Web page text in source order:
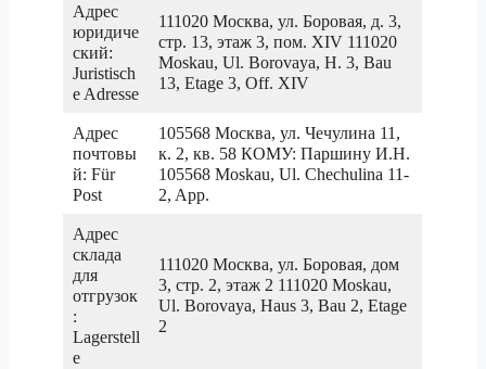
Адрес
юридиче
ский:
Juristisch
e Adresse
111020 Москва, ул. Боровая, д. 3,
стр. 13, этаж 3, пом. XIV 111020
Moskau, Ul. Borovaya, H. 3, Bau
13, Etage 3, Off. XIV
Адрес
почтовы
й: Für
Post
105568 Москва, ул. Чечулина 11,
к. 2, кв. 58 КОМУ: Паршину И.Н.
105568 Moskau, Ul. Chechulina 11-
2, App.
Адрес
склада
для
отгрузок
:
Lagerstell
e
111020 Москва, ул. Боровая, дом
3, стр. 2, этаж 2 111020 Moskau,
Ul. Borovaya, Haus 3, Bau 2, Etage
2